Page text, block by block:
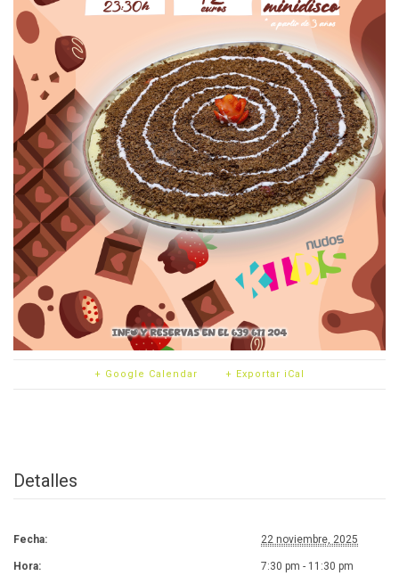
+ Google Calendar + Exportar iCal
Detalles
Fecha: 22 noviembre, 2025
Hora: 7:30 pm - 11:30 pm